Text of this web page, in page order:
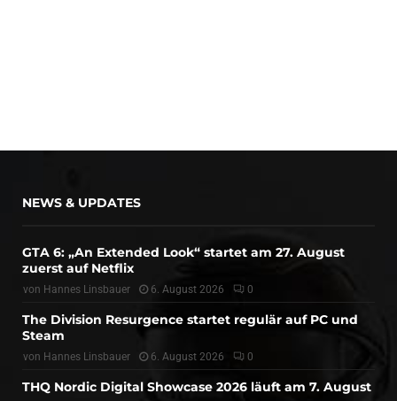
NEWS & UPDATES
GTA 6: „An Extended Look“ startet am 27. August
zuerst auf Netflix
von Hannes Linsbauer 6. August 2026 0
The Division Resurgence startet regulär auf PC und
Steam
von Hannes Linsbauer 6. August 2026 0
THQ Nordic Digital Showcase 2026 läuft am 7. August